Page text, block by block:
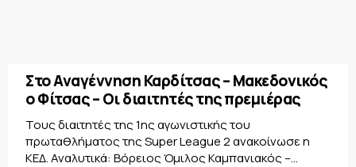
Στο Αναγέννηση Καρδίτσας – Μακεδονικός
ο Φίτσας – Οι διαιτητές της πρεμιέρας
Τους διαιτητές της 1ης αγωνιστικής του
πρωταθλήματος της Super League 2 ανακοίνωσε η
ΚΕΔ. Αναλυτικά: Βόρειος Όμιλος Καμπανιακός –...